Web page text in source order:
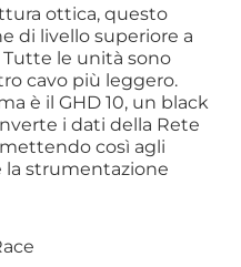
ottica, questo
di livello superiore a
le unità sono
cavo più leggero.
è il GHD 10, un black
i dati della Rete
così agli
la strumentazione